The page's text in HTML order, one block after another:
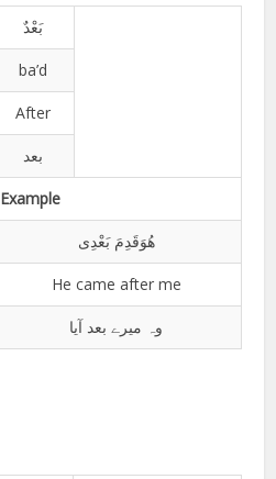
بَعْدٌ
ba’d
After
بعد
Example
ھُوَقَدِمَ بَعْدِی
He came after me
وہ میرے بعد آیا